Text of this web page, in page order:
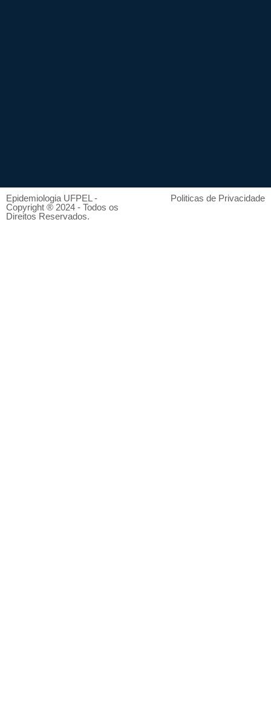
Epidemiologia UFPEL -
Copyright ® 2024 - Todos os
Direitos Reservados.
Politicas de Privacidade